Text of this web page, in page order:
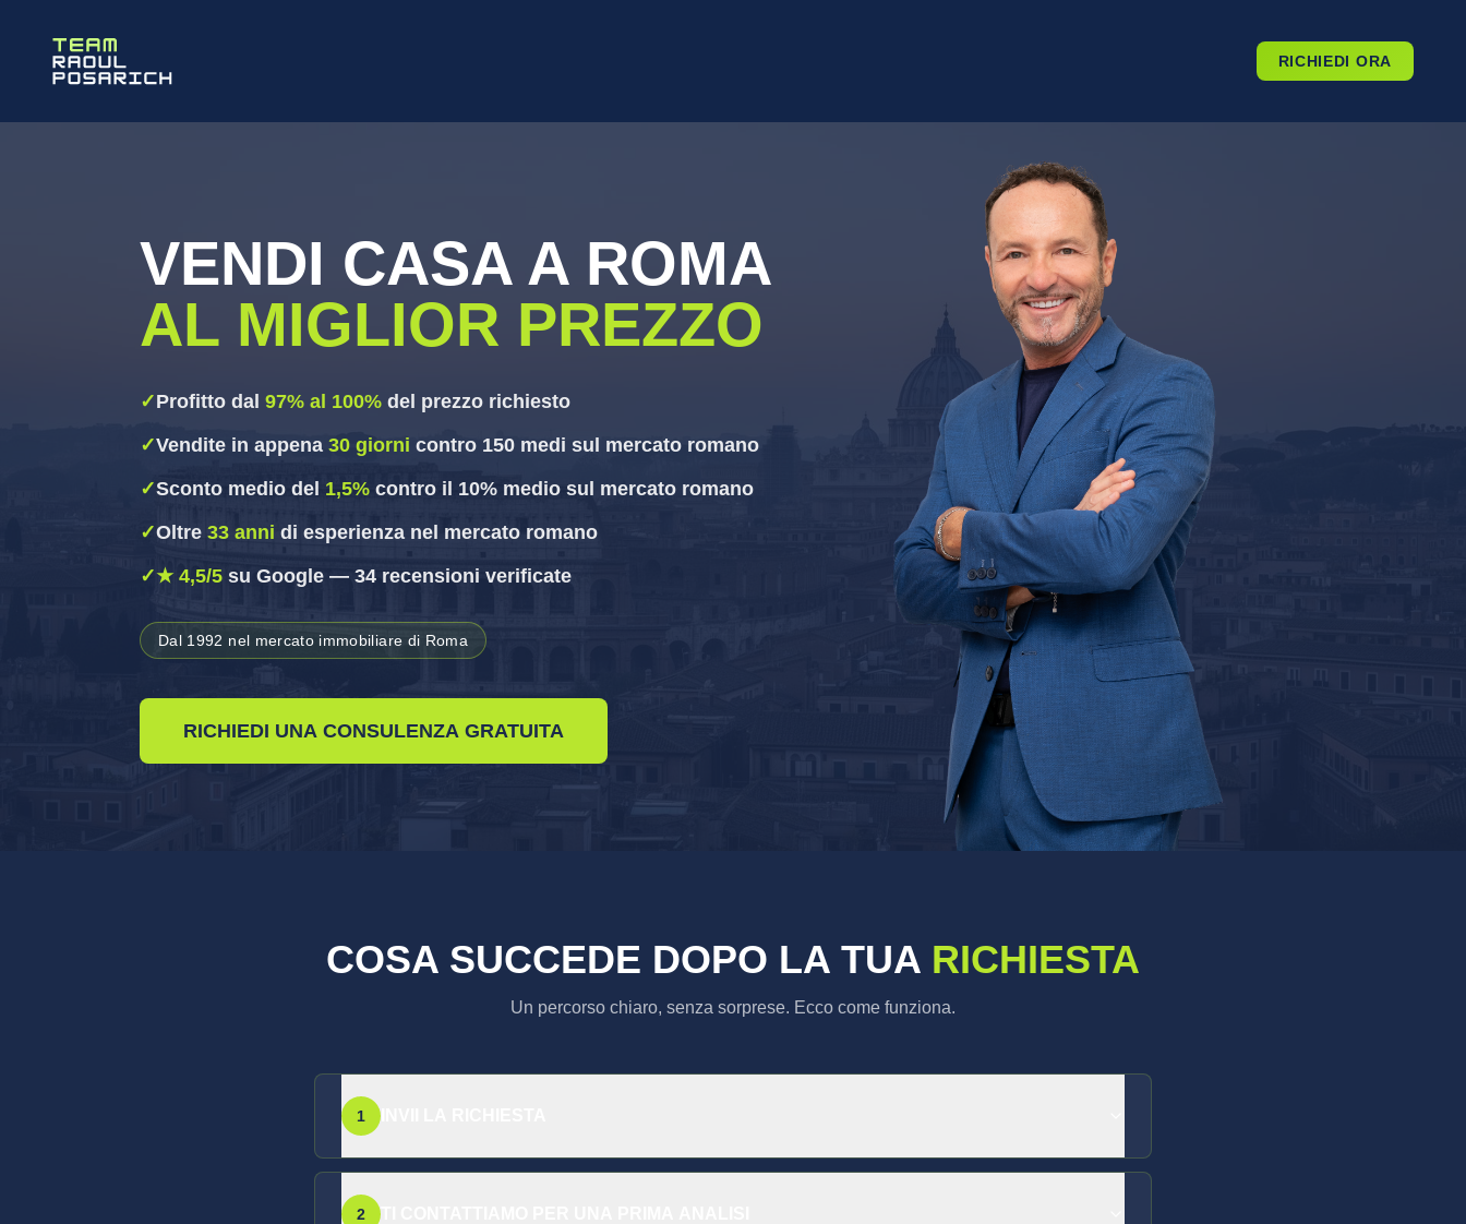
RICHIEDI ORA
VENDI CASA A ROMA
AL MIGLIOR PREZZO
✓Profitto dal 97% al 100% del prezzo richiesto
✓Vendite in appena 30 giorni contro 150 medi sul mercato romano
✓Sconto medio del 1,5% contro il 10% medio sul mercato romano
✓Oltre 33 anni di esperienza nel mercato romano
✓★ 4,5/5 su Google — 34 recensioni verificate
Dal 1992 nel mercato immobiliare di Roma
RICHIEDI UNA CONSULENZA GRATUITA
COSA SUCCEDE DOPO LA TUA RICHIESTA
Un percorso chiaro, senza sorprese. Ecco come funziona.
1
2